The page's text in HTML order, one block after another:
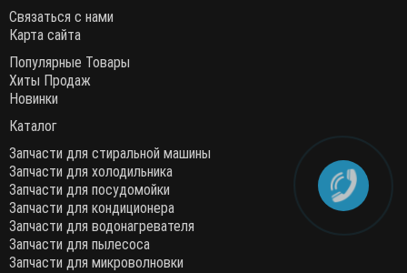
Связаться с нами
Карта сайта
Популярные Товары
Хиты Продаж
Новинки
Каталог
Запчасти для стиральной машины
Запчасти для холодильника
Запчасти для посудомойки
Запчасти для кондиционера
Запчасти для водонагревателя
Запчасти для пылесоса
Запчасти для микроволновки